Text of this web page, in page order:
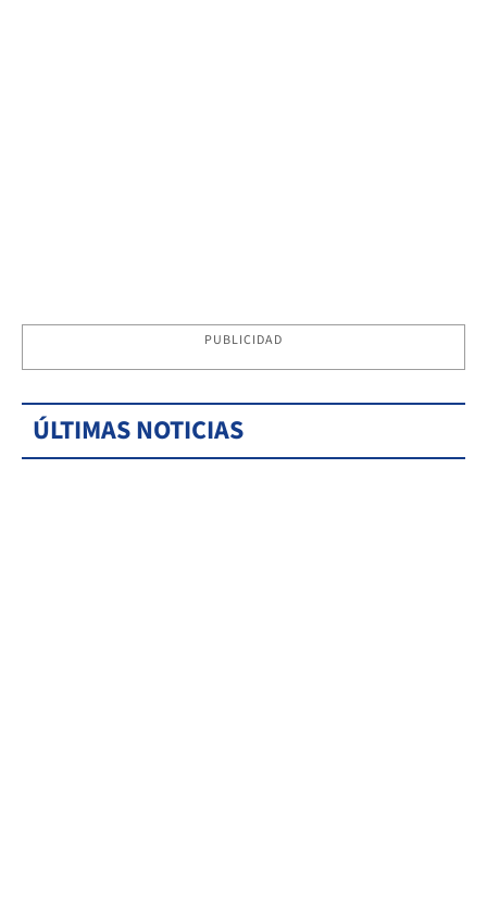
PUBLICIDAD
ÚLTIMAS NOTICIAS